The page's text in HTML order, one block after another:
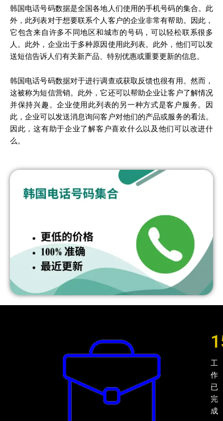
韩国电话号码数据是全国各地人们使用的手机号码的集合。此
外，此列表对于想要联系个人客户的企业非常有帮助。因此，
它包含来自许多不同地区和城市的号码，可以轻松联系很多
人。此外，企业出于多种原因使用此列表。此外，他们可以发
送短信告诉人们有关新产品、特别优惠或重要更新的信息。
韩国电话号码数据对于进行调查或获取反馈也很有用。然而，
这被称为短信营销。此外，它还可以帮助企业让客户了解情况
并保持兴趣。企业使用此列表的另一种方式是客户服务。因
此，企业可以发送消息询问客户对他们的产品或服务的看法。
因此，这有助于企业了解客户喜欢什么以及他们可以改进什
么。
工
作
已
完
成